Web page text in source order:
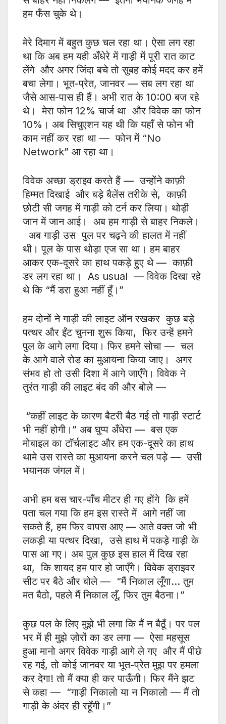
हम फँस चुके थे।
मेरे दिमाग में बहुत कुछ चल रहा था। ऐसा लग रहा
था कि अब हम यही अँधेरे में गाड़ी में पूरी रात काट
लेंगे और अगर जिंदा बचे तो सुबह कोई मदद कर हमें
बचा लेगा। भूत-प्रेत, जानवर — सब लग रहा था
जैसे आस-पास ही हैं। अभी रात के 10:00 बज रहे
थे। मेरा फोन 12% चार्ज था और विवेक का फोन
10%। अब सिचुएशन यह थी कि यहाँ से फोन भी
काम नहीं कर रहा था — फोन में “No
Network” आ रहा था।
विवेक अच्छा ड्राइव करते हैं — उन्होंने काफ़ी
हिम्मत दिखाई और बड़े बैलेंस तरीके से, काफ़ी
छोटी सी जगह में गाड़ी को टर्न कर लिया। थोड़ी
जान में जान आई। अब हम गाड़ी से बाहर निकले।
अब गाड़ी उस पुल पर चढ़ने की हालत में नहीं
थी। पूल के पास थोड़ा एज सा था। हम बाहर
आकर एक-दूसरे का हाथ पकड़े हुए थे — काफ़ी
डर लग रहा था। As usual — विवेक दिखा रहे
थे कि “मैं डरा हुआ नहीं हूँ।”
हम दोनों ने गाड़ी की लाइट ऑन रखकर कुछ बड़े
पत्थर और ईंट चुनना शुरू किया, फिर उन्हें हमने
पुल के आगे लगा दिया। फिर हमने सोचा — चल
के आगे वाले रोड का मुआयना किया जाए। अगर
संभव हो तो उसी दिशा में आगे जाएँगे। विवेक ने
तुरंत गाड़ी की लाइट बंद की और बोले —
“कहीं लाइट के कारण बैटरी बैठ गई तो गाड़ी स्टार्ट
भी नहीं होगी।” अब घुप्प अँधेरा — बस एक
मोबाइल का टॉर्चलाइट और हम एक-दूसरे का हाथ
थामे उस रास्ते का मुआयना करने चल पड़े — उसी
भयानक जंगल में।
अभी हम बस चार-पाँच मीटर ही गए होंगे कि हमें
पता चल गया कि हम इस रास्ते में आगे नहीं जा
सकते हैं, हम फिर वापस आए — आते वक्त जो भी
लकड़ी या पत्थर दिखा, उसे हाथ में पकड़े गाड़ी के
पास आ गए। अब पुल कुछ इस हाल में दिख रहा
था, कि शायद हम पार हो जाएँगे। विवेक ड्राइवर
सीट पर बैठे और बोले — “मैं निकाल लूँगा… तुम
मत बैठो, पहले मैं निकाल लूँ, फिर तुम बैठना।”
कुछ पल के लिए मुझे भी लगा कि मैं न बैठूँ। पर पल
भर में ही मुझे ज़ोरों का डर लगा — ऐसा महसूस
हुआ मानो अगर विवेक गाड़ी आगे ले गए और मैं पीछे
रह गई, तो कोई जानवर या भूत-प्रेत मुझ पर हमला
कर देगा! तो मैं क्या ही कर पाऊँगी। फिर मैंने झट
से कहा — “गाड़ी निकालो या न निकालो — मैं तो
गाड़ी के अंदर ही रहूँगी।”